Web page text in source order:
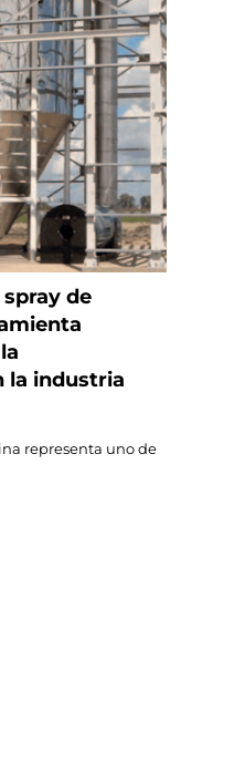
spray de
la industria
representa uno de